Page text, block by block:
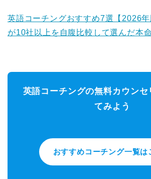
英語コーチングおすすめ7選【2026
が10社以上を自腹比較して選んだ本
英語コーチングの無料カウンセ
てみよう
おすすめコーチング一覧は